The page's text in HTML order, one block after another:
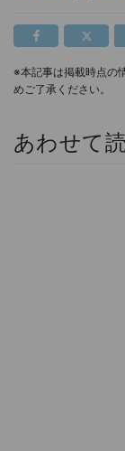
※本記事は掲載時点の
めご了承ください。
あわせて